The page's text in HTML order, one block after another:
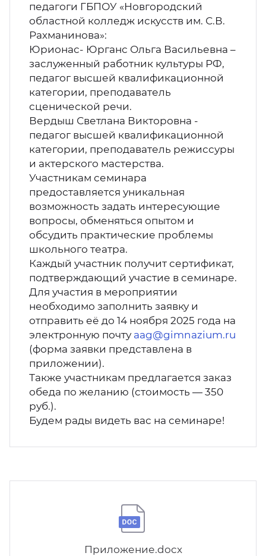
педагоги ГБПОУ «Новгородский
областной колледж искусств им. С.В.
Рахманинова»:
Юрионас- Юрганс Ольга Васильевна –
заслуженный работник культуры РФ,
педагог высшей квалификационной
категории, преподаватель
сценической речи.
Вердыш Светлана Викторовна -
педагог высшей квалификационной
категории, преподаватель режиссуры
и актерского мастерства.
Участникам семинара
предоставляется уникальная
возможность задать интересующие
вопросы, обменяться опытом и
обсудить практические проблемы
школьного театра.
Каждый участник получит сертификат,
подтверждающий участие в семинаре.
Для участия в мероприятии
необходимо заполнить заявку и
отправить её до 14 ноября 2025 года на
электронную почту aag@gimnazium.ru
(форма заявки представлена в
приложении).
Также участникам предлагается заказ
обеда по желанию (стоимость — 350
руб.).
Будем рады видеть вас на семинаре!
Приложение.docx